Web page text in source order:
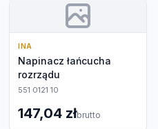
INA
Napinacz łańcucha
rozrządu
551 0121 10
147,04 złbrutto